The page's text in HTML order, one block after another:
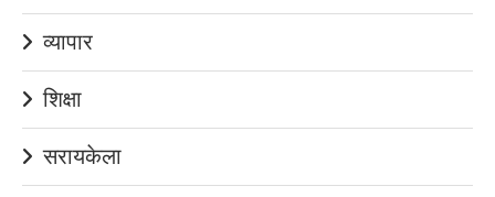
व्यापार
शिक्षा
सरायकेला